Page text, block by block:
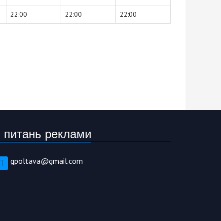
22:00 22:00 22:00
питань реклами
gpoltava@gmail.com